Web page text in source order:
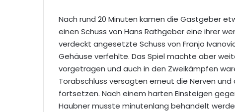
Nach rund 20 Minuten kamen die Gastgeber
einen Schuss von Hans Rathgeber eine ihrer
verdeckt angesetzte Schuss von Franjo
Gehäuse verfehlte. Das Spiel machte aber
vorgetragen und auch in den Zweikämpfen
Torabschluss versagten erneut die Nerven
fortsetzen. Nach einem harten Einsteigen
Haubner musste minutenlang behandelt